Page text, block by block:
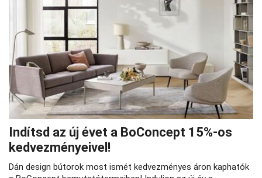
Indítsd az új évet a BoConcept 15%-os
kedvezményeivel!
Dán design bútorok most ismét kedvezményes áron kaphatók